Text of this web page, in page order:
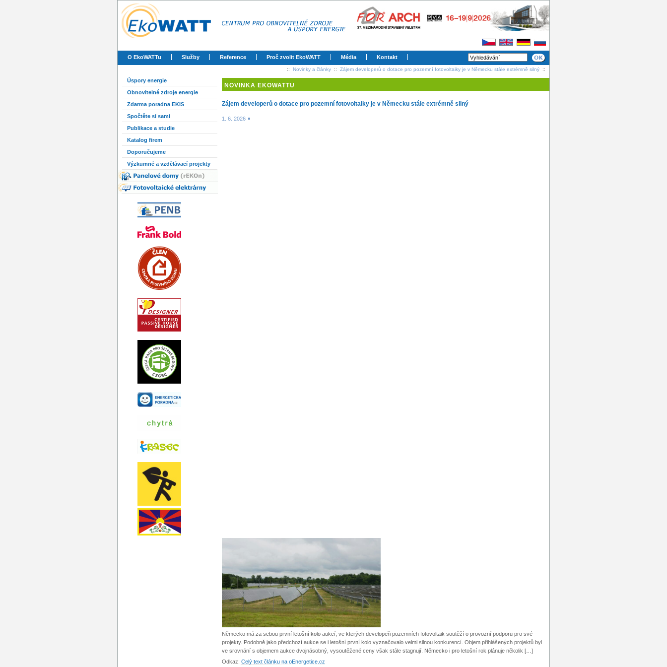
O EkoWATTu Služby Reference Proč zvolit EkoWATT Média Kontakt
:: Novinky a články :: Zájem developerů o dotace pro pozemní fotovoltaiky je v Německu stále extrémně silný ::
Úspory energie
Obnovitelné zdroje energie
Zdarma poradna EKIS
Spočtěte si sami
Publikace a studie
Katalog firem
Doporučujeme
Výzkumné a vzdělávací projekty
NOVINKA EKOWATTU
Zájem developerů o dotace pro pozemní fotovoltaiky je v Německu stále extrémně silný
1. 6. 2026
Německo má za sebou první letošní kolo aukcí, ve kterých developeři pozemních fotovoltaik soutěží o provozní podporu pro své
projekty. Podobně jako předchozí aukce se i letošní první kolo vyznačovalo velmi silnou konkurencí. Objem přihlášených projektů byl
ve srovnání s objemem aukce dvojnásobný, vysoutěžené ceny však stále stagnují. Německo i pro letošní rok plánuje několik […]
Odkaz: Celý text článku na oEnergetice.cz